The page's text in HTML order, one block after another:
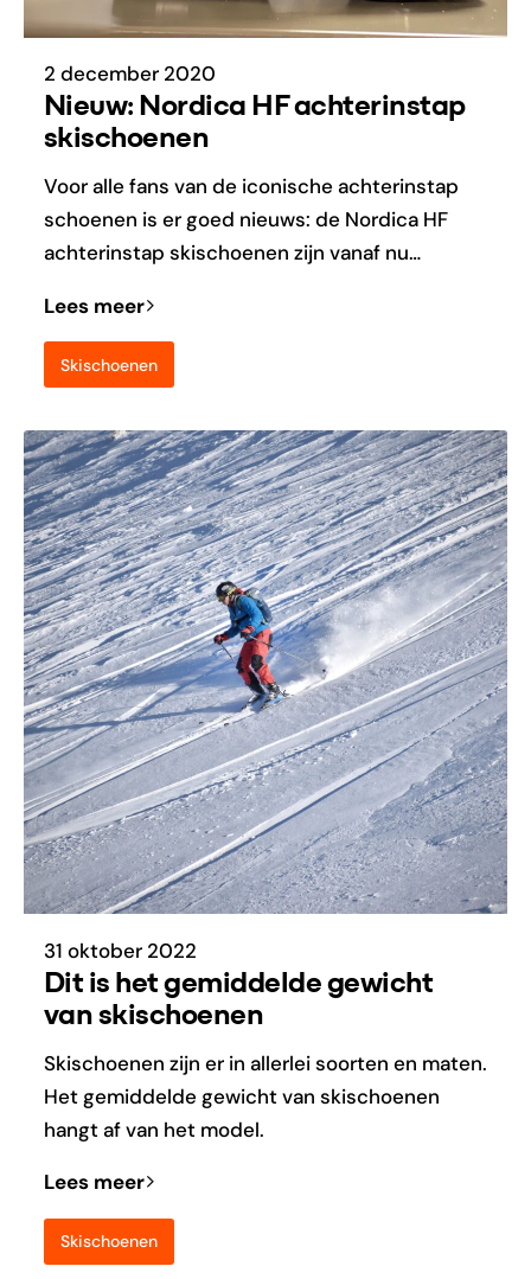
2 december 2020
Nieuw: Nordica HF achterinstap
skischoenen
Voor alle fans van de iconische achterinstap
schoenen is er goed nieuws: de Nordica HF
achterinstap skischoenen zijn vanaf nu…
Lees meer
Skischoenen
31 oktober 2022
Dit is het gemiddelde gewicht
van skischoenen
Skischoenen zijn er in allerlei soorten en maten.
Het gemiddelde gewicht van skischoenen
hangt af van het model.
Lees meer
Skischoenen